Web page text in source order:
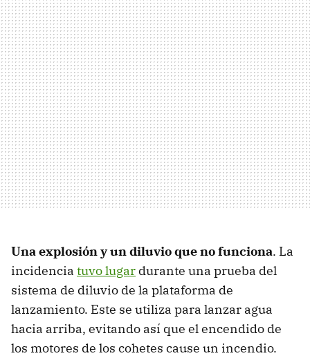
Una explosión y un diluvio que no funciona. La
incidencia tuvo lugar durante una prueba del
sistema de diluvio de la plataforma de
lanzamiento. Este se utiliza para lanzar agua
hacia arriba, evitando así que el encendido de
los motores de los cohetes cause un incendio.